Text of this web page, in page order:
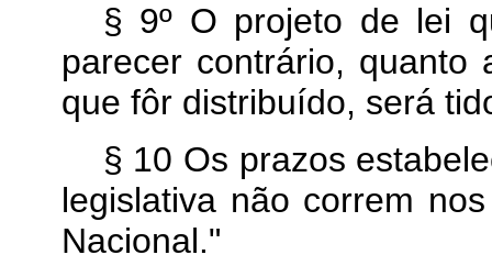
§ 9º O projeto de lei
parecer contrário,
que fôr distribuído, será
§ 10 Os prazos
legislativa não correm
Nacional."